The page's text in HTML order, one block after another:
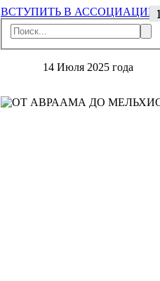
ВСТУПИТЬ В АССОЦИАЦИЮ
14 Июля 2025 года